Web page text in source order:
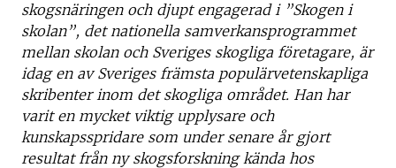
skogsnäringen och djupt engagerad i ”Skogen i
skolan”, det nationella samverkansprogrammet
mellan skolan och Sveriges skogliga företagare, är
idag en av Sveriges främsta populärvetenskapliga
skribenter inom det skogliga området. Han har
varit en mycket viktig upplysare och
kunskapsspridare som under senare år gjort
resultat från ny skogsforskning kända hos